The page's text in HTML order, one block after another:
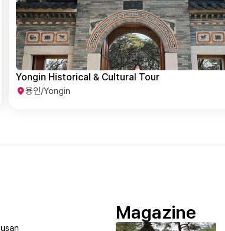
Yongin Historical & Cultural Tour
용인/Yongin
Magazine